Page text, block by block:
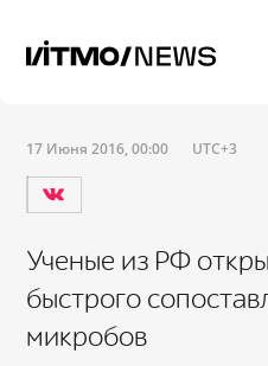
17 Июня 2016, 00:00 UTC+3
Ученые из РФ
быстрого
микробов